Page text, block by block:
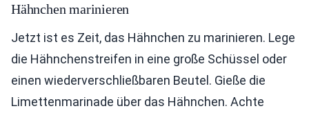
Hähnchen marinieren
Jetzt ist es Zeit, das Hähnchen zu marinieren. Lege
die Hähnchenstreifen in eine große Schüssel oder
einen wiederverschließbaren Beutel. Gieße die
Limettenmarinade über das Hähnchen. Achte